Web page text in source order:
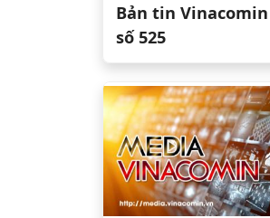
Bản tin
số 525